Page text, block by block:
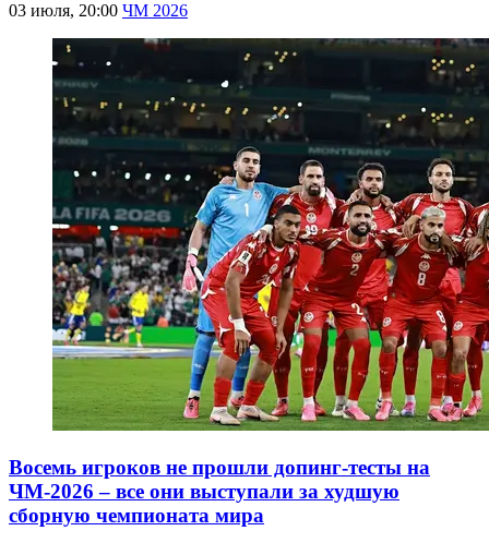
03 июля, 20:00 ЧМ 2026
Восемь игроков не прошли допинг-тесты на
ЧМ-2026 – все они выступали за худшую
сборную чемпионата мира